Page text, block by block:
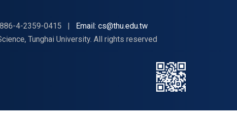
4-2359-0415 |
Email: cs@thu.edu.tw
Tunghai University. All rights reserved